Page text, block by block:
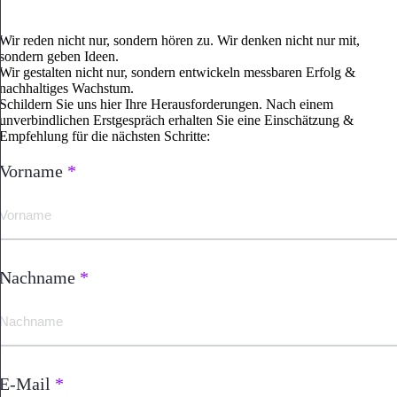
Wir reden nicht nur, sondern hören zu. Wir denken nicht nur mit,
sondern geben Ideen.
Wir gestalten nicht nur, sondern entwickeln messbaren Erfolg &
nachhaltiges Wachstum.
Schildern Sie uns hier Ihre Herausforderungen. Nach einem
unverbindlichen Erstgespräch erhalten Sie eine Einschätzung &
Empfehlung für die nächsten Schritte:
Vorname *
Nachname *
E-Mail *